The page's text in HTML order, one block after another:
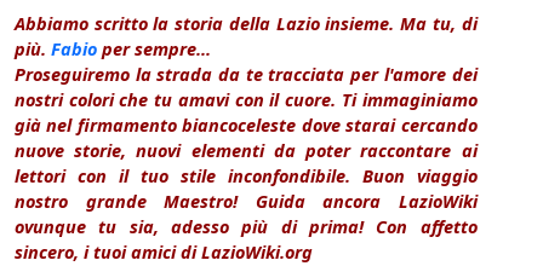
Abbiamo scritto la storia della Lazio insieme. Ma tu, di
più. Fabio per sempre...
Proseguiremo la strada da te tracciata per l'amore dei
nostri colori che tu amavi con il cuore. Ti immaginiamo
già nel firmamento biancoceleste dove starai cercando
nuove storie, nuovi elementi da poter raccontare ai
lettori con il tuo stile inconfondibile. Buon viaggio
nostro grande Maestro! Guida ancora LazioWiki
ovunque tu sia, adesso più di prima! Con affetto
sincero, i tuoi amici di LazioWiki.org